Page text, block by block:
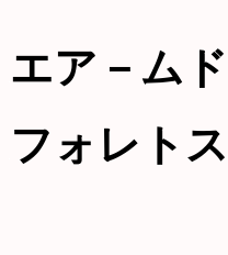
エア－ムド
フォレトス